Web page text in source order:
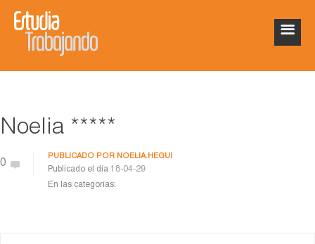
Noelia *****
0
PUBLICADO POR NOELIA.HEGUI
Publicado el día 18-04-29
En las categorías: